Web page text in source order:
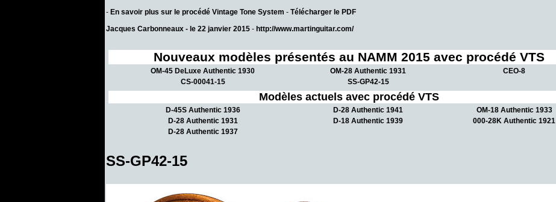
- En savoir plus sur le procédé Vintage Tone System - Télécharger le PDF
Jacques Carbonneaux - le 22 janvier 2015 - http://www.martinguitar.com/
Nouveaux modèles présentés au NAMM 2015 avec procédé VTS
OM-45 DeLuxe Authentic 1930 OM-28 Authentic 1931
CEO-8
CS-00041-15
SS-GP42-15
Modèles actuels avec procédé VTS
D-45S Authentic 1936 D-28 Authentic 1941
OM-18 Authentic 1933
D-28 Authentic 1931
D-18 Authentic 1939
000-28K Authentic 1921
D-28 Authentic 1937
SS-GP42-15